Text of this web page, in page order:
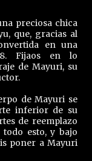
preciosa chica
que, gracias al
en una
Fijaos en lo
de Mayuri, su
de Mayuri se
inferior de su
de reemplazo
esto, y bajo
poner a Mayuri